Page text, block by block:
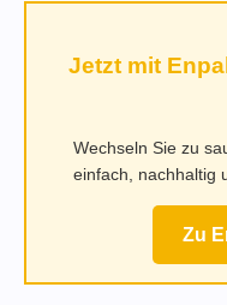
Jetzt mit
Wechseln Sie zu
einfach, nachhaltig
Zu